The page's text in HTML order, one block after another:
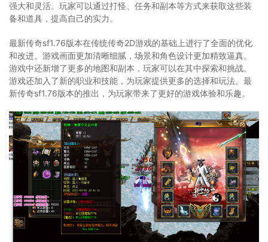
强大和灵活。玩家可以通过打怪、任务和副本等方式来获取这些装
备和道具，提高自己的实力。
最新传奇sf1.76版本在传统传奇2D游戏的基础上进行了全面的优化
和改进。游戏画面更加清晰细腻，场景和角色设计更加精致逼真。
游戏中还新增了更多的地图和副本，玩家可以在其中探索和挑战。
游戏还加入了新的职业和技能，为玩家提供更多的选择和玩法。最
新传奇sf1.76版本的推出，为玩家带来了更好的游戏体验和乐趣。